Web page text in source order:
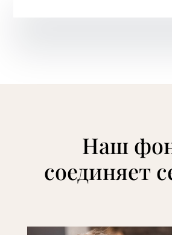
Наш
соединяет